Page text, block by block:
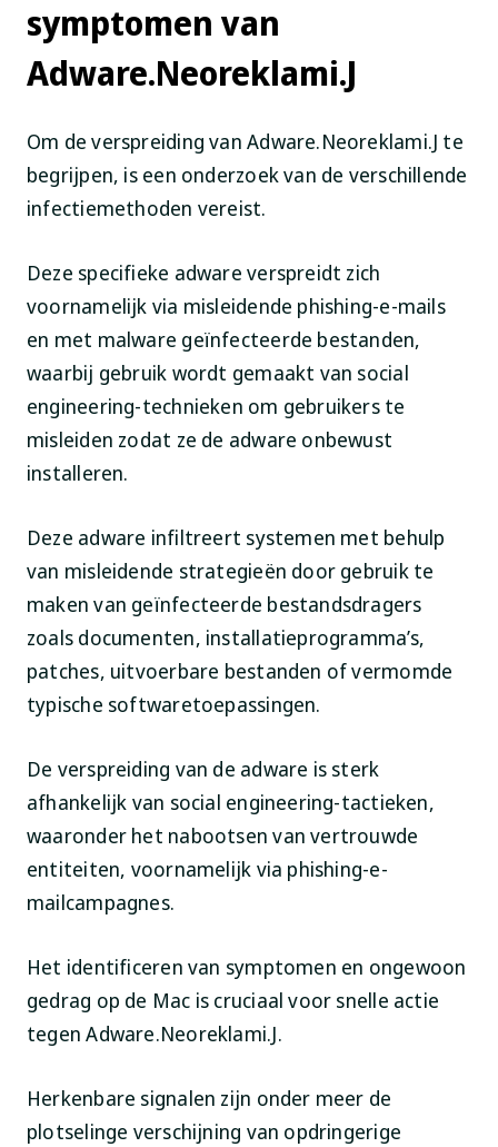
symptomen van
Adware.Neoreklami.J
Om de verspreiding van Adware.Neoreklami.J te
begrijpen, is een onderzoek van de verschillende
infectiemethoden vereist.
Deze specifieke adware verspreidt zich
voornamelijk via misleidende phishing-e-mails
en met malware geïnfecteerde bestanden,
waarbij gebruik wordt gemaakt van social
engineering-technieken om gebruikers te
misleiden zodat ze de adware onbewust
installeren.
Deze adware infiltreert systemen met behulp
van misleidende strategieën door gebruik te
maken van geïnfecteerde bestandsdragers
zoals documenten, installatieprogramma’s,
patches, uitvoerbare bestanden of vermomde
typische softwaretoepassingen.
De verspreiding van de adware is sterk
afhankelijk van social engineering-tactieken,
waaronder het nabootsen van vertrouwde
entiteiten, voornamelijk via phishing-e-
mailcampagnes.
Het identificeren van symptomen en ongewoon
gedrag op de Mac is cruciaal voor snelle actie
tegen Adware.Neoreklami.J.
Herkenbare signalen zijn onder meer de
plotselinge verschijning van opdringerige